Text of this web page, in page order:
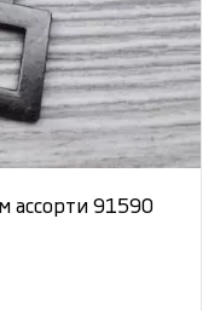
ассорти 91590